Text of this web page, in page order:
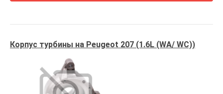
Корпус турбины на Peugeot 207 (1.6L (WA/ WC))